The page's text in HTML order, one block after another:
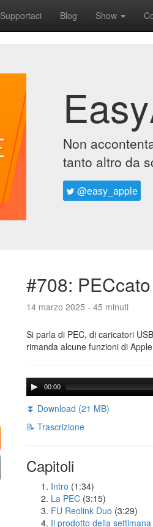
Supportaci Blog Show
Non
tanto altro da
@easy_apple
#708: PECcato
14 marzo 2025 - 45 minuti
Si parla di PEC, di caricatori
rimanda alcune funzioni di
00:00
⏬ Download (21 MB)
📝 Trascrizione
Capitoli
Intro (1:34)
La PEC (3:15)
FU Reolink Duo (3:29)
Il prodotto della settimana